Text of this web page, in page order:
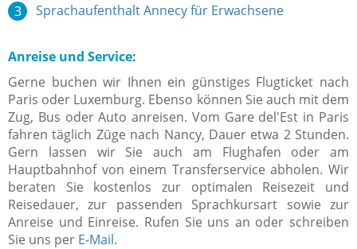
Sprachaufenthalt Annecy für Erwachsene
Anreise und Service:
Gerne buchen wir Ihnen ein günstiges Flugticket nach
Paris oder Luxemburg. Ebenso können Sie auch mit dem
Zug, Bus oder Auto anreisen. Vom Gare del'Est in Paris
fahren täglich Züge nach Nancy, Dauer etwa 2 Stunden.
Gern lassen wir Sie auch am Flughafen oder am
Hauptbahnhof von einem Transferservice abholen. Wir
beraten Sie kostenlos zur optimalen Reisezeit und
Reisedauer, zur passenden Sprachkursart sowie zur
Anreise und Einreise. Rufen Sie uns an oder schreiben
Sie uns per E-Mail.